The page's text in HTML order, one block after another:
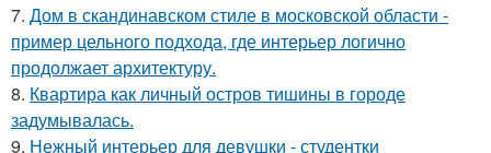
7. Дом в скандинавском стиле в московской области -
пример цельного подхода, где интерьер логично
продолжает архитектуру.
8. Квартира как личный остров тишины в городе
задумывалась.
9. Нежный интерьер для девушки - студентки